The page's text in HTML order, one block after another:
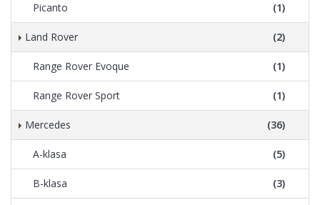
Picanto (1)
Land Rover (2)
Range Rover Evoque (1)
Range Rover Sport (1)
Mercedes (36)
A-klasa (5)
B-klasa (3)